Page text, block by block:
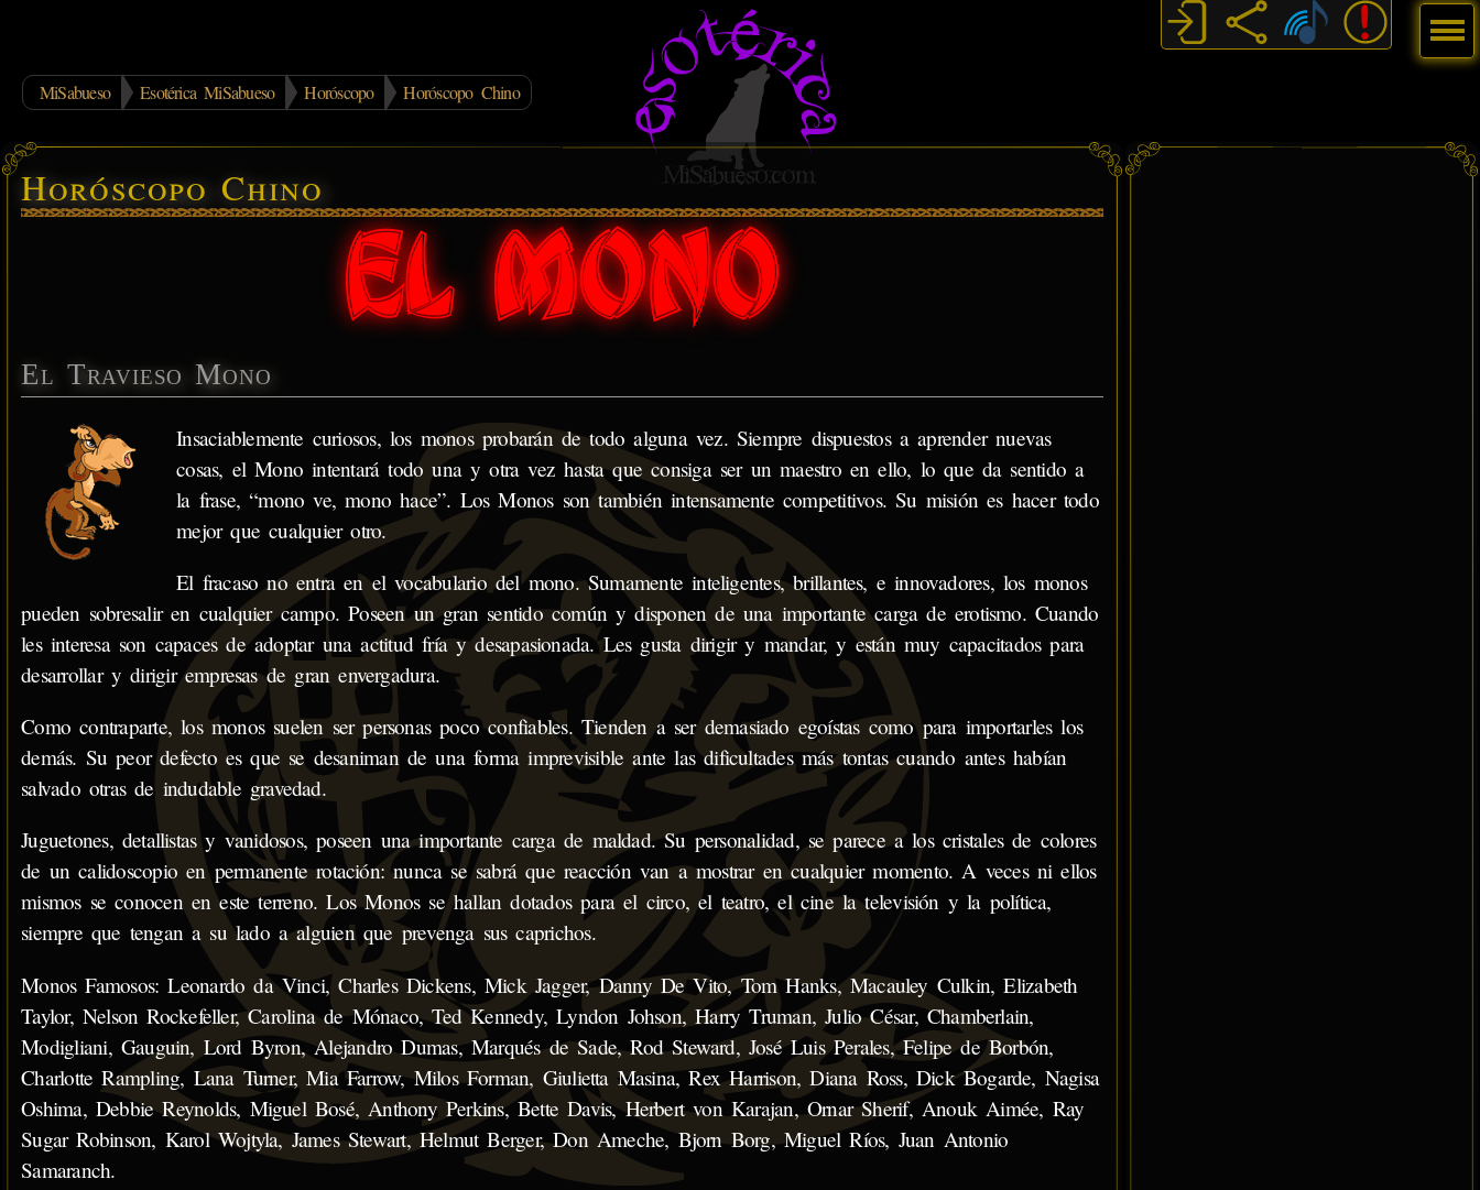
MiSabueso Esotérica MiSabueso Horóscopo Horóscopo Chino
Horóscopo Chino
El Travieso Mono
Insaciablemente curiosos, los monos probarán de todo alguna vez. Siempre dispuestos a aprender nuevas
cosas, el Mono intentará todo una y otra vez hasta que consiga ser un maestro en ello, lo que da sentido a
la frase, “mono ve, mono hace”. Los Monos son también intensamente competitivos. Su misión es hacer todo
mejor que cualquier otro.
El fracaso no entra en el vocabulario del mono. Sumamente inteligentes, brillantes, e innovadores, los monos
pueden sobresalir en cualquier campo. Poseen un gran sentido común y disponen de una importante carga de erotismo. Cuando
les interesa son capaces de adoptar una actitud fría y desapasionada. Les gusta dirigir y mandar, y están muy capacitados para
desarrollar y dirigir empresas de gran envergadura.
Como contraparte, los monos suelen ser personas poco confiables. Tienden a ser demasiado egoístas como para importarles los
demás. Su peor defecto es que se desaniman de una forma imprevisible ante las dificultades más tontas cuando antes habían
salvado otras de indudable gravedad.
Juguetones, detallistas y vanidosos, poseen una importante carga de maldad. Su personalidad, se parece a los cristales de colores
de un calidoscopio en permanente rotación: nunca se sabrá que reacción van a mostrar en cualquier momento. A veces ni ellos
mismos se conocen en este terreno. Los Monos se hallan dotados para el circo, el teatro, el cine la televisión y la política,
siempre que tengan a su lado a alguien que prevenga sus caprichos.
Monos Famosos: Leonardo da Vinci, Charles Dickens, Mick Jagger, Danny De Vito, Tom Hanks, Macauley Culkin, Elizabeth
Taylor, Nelson Rockefeller, Carolina de Mónaco, Ted Kennedy, Lyndon Johson, Harry Truman, Julio César, Chamberlain,
Modigliani, Gauguin, Lord Byron, Alejandro Dumas, Marqués de Sade, Rod Steward, José Luis Perales, Felipe de Borbón,
Charlotte Rampling, Lana Turner, Mia Farrow, Milos Forman, Giulietta Masina, Rex Harrison, Diana Ross, Dick Bogarde, Nagisa
Oshima, Debbie Reynolds, Miguel Bosé, Anthony Perkins, Bette Davis, Herbert von Karajan, Ornar Sherif, Anouk Aimée, Ray
Sugar Robinson, Karol Wojtyla, James Stewart, Helmut Berger, Don Ameche, Bjorn Borg, Miguel Ríos, Juan Antonio
Samaranch.
Menú